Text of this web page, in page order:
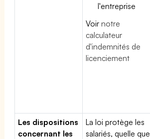
l'entreprise
Voirnotre
calculateur
d'indemnités de
licenciement
Les dispositions
concernant les
La loi protège les
salariés, quelle que